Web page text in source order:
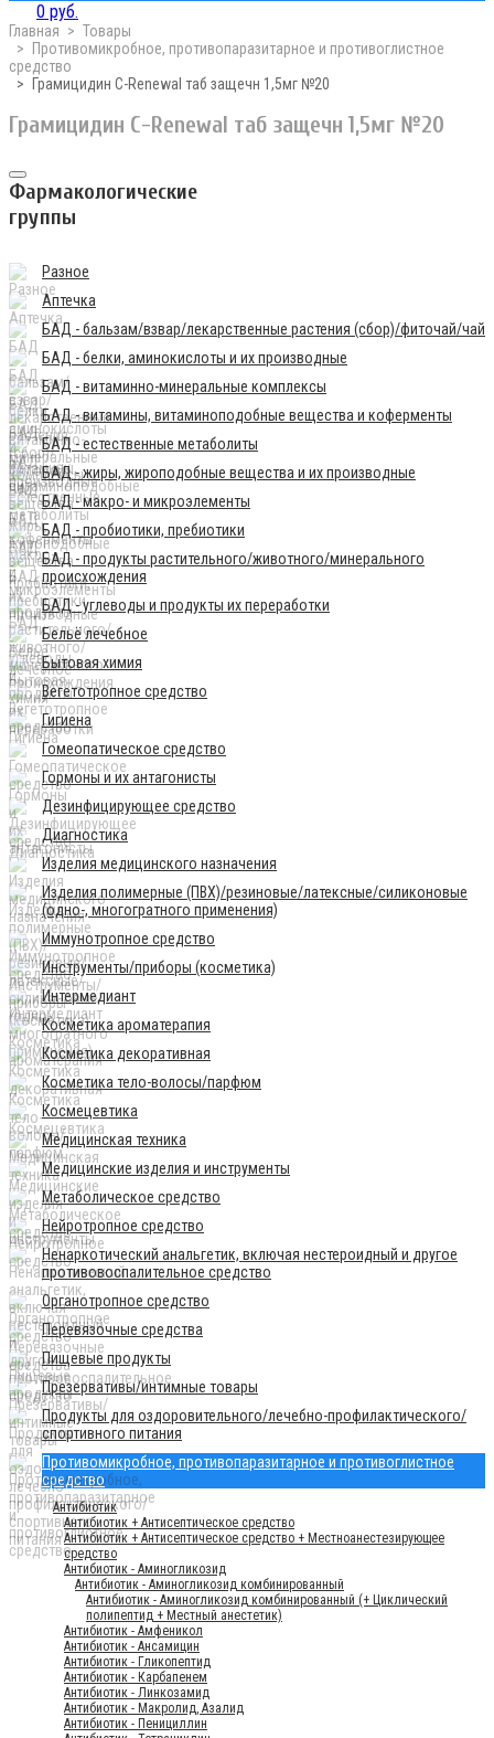
0 руб.
Главная
Товары
Противомикробное, противопаразитарное и противоглистное
средство
Грамицидин С-Renewal таб защечн 1,5мг №20
Грамицидин С-Renewal таб защечн 1,5мг №20
Фармакологические
группы
Разное
Аптечка
БАД - бальзам/взвар/лекарственные растения (сбор)/фиточай/чай
БАД - белки, аминокислоты и их производные
БАД - витаминно-минеральные комплексы
БАД - витамины, витаминоподобные вещества и коферменты
БАД - естественные метаболиты
БАД - жиры, жироподобные вещества и их производные
БАД - макро- и микроэлементы
БАД - пробиотики, пребиотики
БАД - продукты растительного/животного/минерального
происхождения
БАД - углеводы и продукты их переработки
Бельё лечебное
Бытовая химия
Вегетотропное средство
Гигиена
Гомеопатическое средство
Гормоны и их антагонисты
Дезинфицирующее средство
Диагностика
Изделия медицинского назначения
Изделия полимерные (ПВХ)/резиновые/латексные/силиконовые
(одно-, многогратного применения)
Иммунотропное средство
Инструменты/приборы (косметика)
Интермедиант
Косметика ароматерапия
Косметика декоративная
Косметика тело-волосы/парфюм
Космецевтика
Медицинская техника
Медицинские изделия и инструменты
Метаболическое средство
Нейротропное средство
Ненаркотический анальгетик, включая нестероидный и другое
противовоспалительное средство
Органотропное средство
Перевязочные средства
Пищевые продукты
Презервативы/интимные товары
Продукты для оздоровительного/лечебно-профилактического/
спортивного питания
Противомикробное, противопаразитарное и противоглистное
средство
Антибиотик
Антибиотик + Антисептическое средство
Антибиотик + Антисептическое средство + Местноанестезирующее
средство
Антибиотик - Аминогликозид
Антибиотик - Аминогликозид комбинированный
Антибиотик - Аминогликозид комбинированный (+ Циклический
полипептид + Местный анестетик)
Антибиотик - Амфеникол
Антибиотик - Ансамицин
Антибиотик - Гликопептид
Антибиотик - Карбапенем
Антибиотик - Линкозамид
Антибиотик - Макролид, Азалид
Антибиотик - Пенициллин